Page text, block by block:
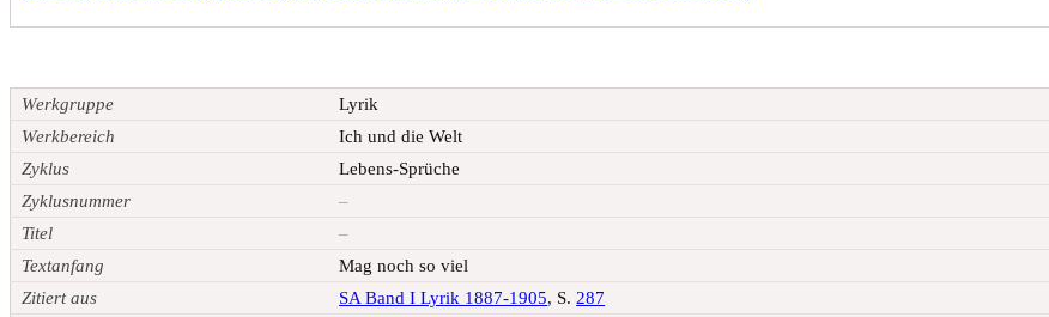
Werkgruppe
Lyrik
Werkbereich
Ich und die Welt
Zyklus
Lebens-Sprüche
Zyklusnummer
–
Titel
–
Textanfang
Mag noch so viel
Zitiert aus
SA Band I Lyrik 1887-1905, S. 287